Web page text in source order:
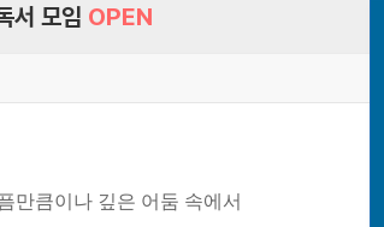
서 모임 OPEN
만큼이나 깊은 어둠 속에서